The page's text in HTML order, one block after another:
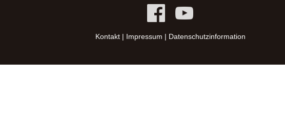
Kontakt| Impressum | Datenschutzinformation